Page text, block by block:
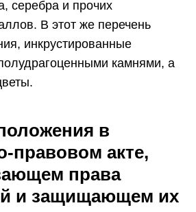
серебра и прочих
В этот же перечень
инкрустированные
камнями, а
в
правовом акте,
права
и защищающем их